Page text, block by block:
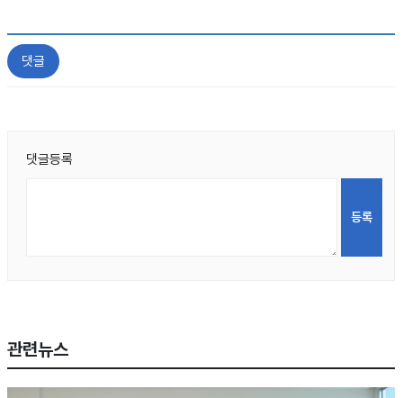
댓글
댓글등록
관련뉴스